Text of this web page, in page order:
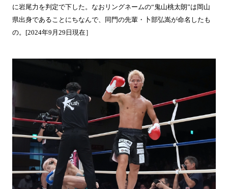
に岩尾力を判定で下した。なおリングネームの“鬼山桃太朗”は岡山
県出身であることにちなんで、同門の先輩・卜部弘嵩が命名したも
の。[2024年9月29日現在］